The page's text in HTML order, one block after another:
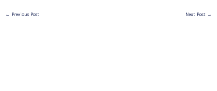
← Previous Post Next Post →